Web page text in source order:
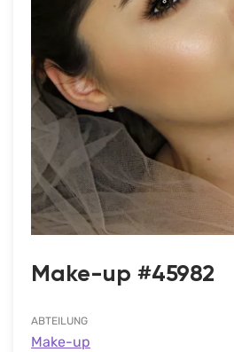
Make-up #45982
ABTEILUNG
Make-up